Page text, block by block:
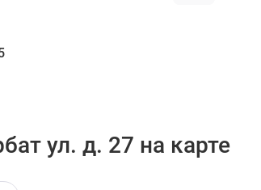
ул. д. 27 на карте